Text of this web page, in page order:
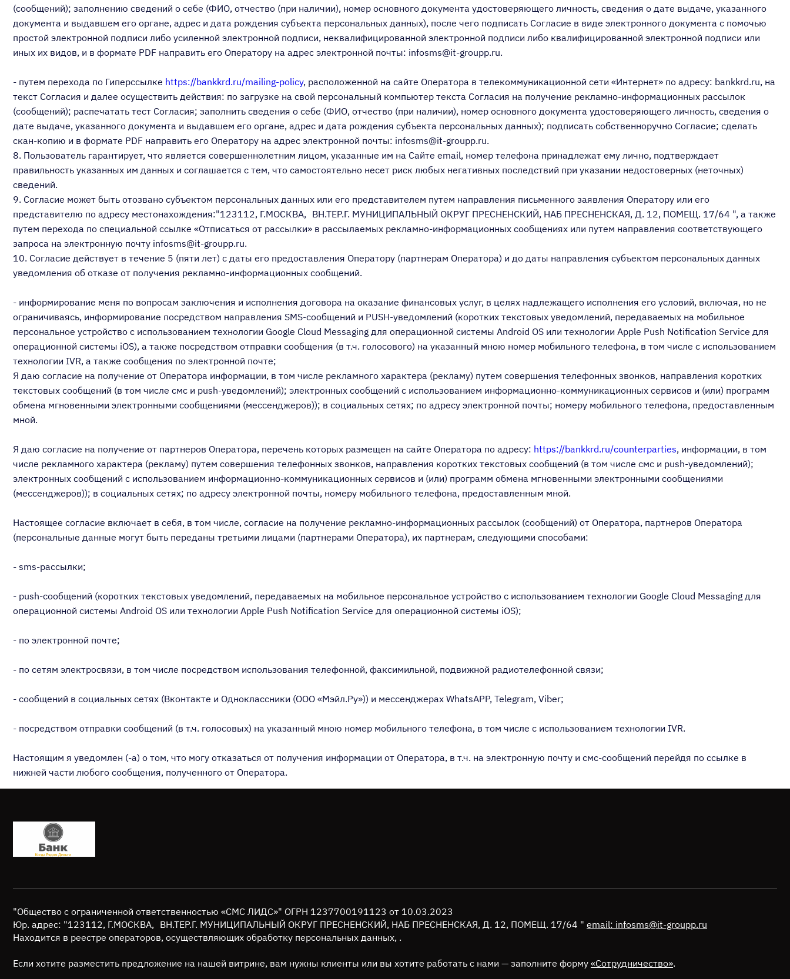
(сообщений); заполнению сведений о себе (ФИО, отчество (при наличии), номер основного документа удостоверяющего личность, сведения о дате выдаче, указанного
документа и выдавшем его органе, адрес и дата рождения субъекта персональных данных), после чего подписать Согласие в виде электронного документа с помочью
простой электронной подписи либо усиленной электронной подписи, неквалифицированной электронной подписи либо квалифицированной электронной подписи или
иных их видов, и в формате PDF направить его Оператору на адрес электронной почты: infosms@it-groupp.ru.
- путем перехода по Гиперссылке https://bankkrd.ru/mailing-policy, расположенной на сайте Оператора в телекоммуникационной сети «Интернет» по адресу: bankkrd.ru, на
текст Согласия и далее осуществить действия: по загрузке на свой персональный компьютер текста Согласия на получение рекламно-информационных рассылок
(сообщений); распечатать тест Согласия; заполнить сведения о себе (ФИО, отчество (при наличии), номер основного документа удостоверяющего личность, сведения о
дате выдаче, указанного документа и выдавшем его органе, адрес и дата рождения субъекта персональных данных); подписать собственноручно Согласие; сделать
скан-копию и в формате PDF направить его Оператору на адрес электронной почты: infosms@it-groupp.ru.
8. Пользователь гарантирует, что является совершеннолетним лицом, указанные им на Сайте email, номер телефона принадлежат ему лично, подтверждает
правильность указанных им данных и соглашается с тем, что самостоятельно несет риск любых негативных последствий при указании недостоверных (неточных)
сведений.
9. Согласие может быть отозвано субъектом персональных данных или его представителем путем направления письменного заявления Оператору или его
представителю по адресу местонахождения:"123112, Г.МОСКВА, ВН.ТЕР.Г. МУНИЦИПАЛЬНЫЙ ОКРУГ ПРЕСНЕНСКИЙ, НАБ ПРЕСНЕНСКАЯ, Д. 12, ПОМЕЩ. 17/64 ", а также
путем перехода по специальной ссылке «Отписаться от рассылки» в рассылаемых рекламно-информационных сообщениях или путем направления соответствующего
запроса на электронную почту infosms@it-groupp.ru.
10. Согласие действует в течение 5 (пяти лет) с даты его предоставления Оператору (партнерам Оператора) и до даты направления субъектом персональных данных
уведомления об отказе от получения рекламно-информационных сообщений.
- информирование меня по вопросам заключения и исполнения договора на оказание финансовых услуг, в целях надлежащего исполнения его условий, включая, но не
ограничиваясь, информирование посредством направления ЅМЅ-сообщений и РUЅН-уведомлений (коротких текстовых уведомлений, передаваемых на мобильное
персональное устройство с использованием технологии Google Cloud Messaging для операционной системы Android OS или технологии Apple Push Notification Service для
операционной системы iOS), а также посредством отправки сообщения (в т.ч. голосового) на указанный мною номер мобильного телефона, в том числе с использованием
технологии IVR, а также сообщения по электронной почте;
Я даю согласие на получение от Оператора информации, в том числе рекламного характера (рекламу) путем совершения телефонных звонков, направления коротких
текстовых сообщений (в том числе смс и push-уведомлений); электронных сообщений с использованием информационно-коммуникационных сервисов и (или) программ
обмена мгновенными электронными сообщениями (мессенджеров)); в социальных сетях; по адресу электронной почты; номеру мобильного телефона, предоставленным
мной.
Я даю согласие на получение от партнеров Оператора, перечень которых размещен на сайте Оператора по адресу: https://bankkrd.ru/counterparties, информации, в том
числе рекламного характера (рекламу) путем совершения телефонных звонков, направления коротких текстовых сообщений (в том числе смс и push-уведомлений);
электронных сообщений с использованием информационно-коммуникационных сервисов и (или) программ обмена мгновенными электронными сообщениями
(мессенджеров)); в социальных сетях; по адресу электронной почты, номеру мобильного телефона, предоставленным мной.
Настоящее согласие включает в себя, в том числе, согласие на получение рекламно-информационных рассылок (сообщений) от Оператора, партнеров Оператора
(персональные данные могут быть переданы третьими лицами (партнерами Оператора), их партнерам, следующими способами:
- sms-рассылки;
- push-сообщений (коротких текстовых уведомлений, передаваемых на мобильное персональное устройство с использованием технологии Google Cloud Messaging для
операционной системы Android OS или технологии Apple Push Notification Service для операционной системы iOS);
- по электронной почте;
- по сетям электросвязи, в том числе посредством использования телефонной, факсимильной, подвижной радиотелефонной связи;
- сообщений в социальных сетях (Вконтакте и Одноклассники (ООО «Мэйл.Ру»)) и мессенджерах WhatsAPP, Telegram, Viber;
- посредством отправки сообщений (в т.ч. голосовых) на указанный мною номер мобильного телефона, в том числе с использованием технологии IVR.
Настоящим я уведомлен (-а) о том, что могу отказаться от получения информации от Оператора, в т.ч. на электронную почту и смс-сообщений перейдя по ссылке в
нижней части любого сообщения, полученного от Оператора.
"Общество с ограниченной ответственностью «СМС ЛИДС»" ОГРН 1237700191123 от 10.03.2023
Юр. адрес: "123112, Г.МОСКВА, ВН.ТЕР.Г. МУНИЦИПАЛЬНЫЙ ОКРУГ ПРЕСНЕНСКИЙ, НАБ ПРЕСНЕНСКАЯ, Д. 12, ПОМЕЩ. 17/64 " email: infosms@it-groupp.ru
Находится в реестре операторов, осуществляющих обработку персональных данных, .
Если хотите разместить предложение на нашей витрине, вам нужны клиенты или вы хотите работать с нами — заполните форму «Сотрудничество».